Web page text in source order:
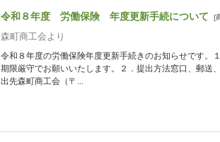
令和８年度 労働保険 年度更新手続について [
森町商工会より
令和８年度の労働保険年度更新手続きのお知らせです。
期限厳守でお願いいたします。２．提出方法窓口、郵送
出先森町商工会（〒...